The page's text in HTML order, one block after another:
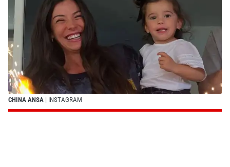
CHINA ANSA | INSTAGRAM